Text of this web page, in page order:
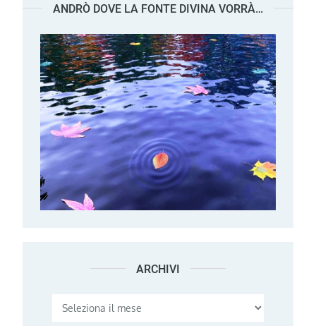
ANDRÒ DOVE LA FONTE DIVINA VORRÀ…
ARCHIVI Archivi